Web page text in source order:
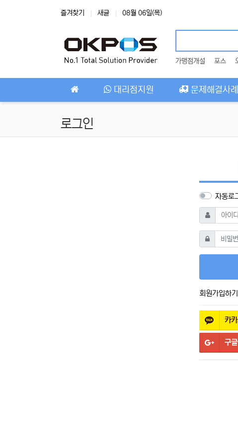
즐겨찾기 새글 08월 06일(목)
가맹점개설 포스
대리점지원 문제해결사례
로그인
자동로
아이디
필수
비밀번호필수
회원가입하기
카
구